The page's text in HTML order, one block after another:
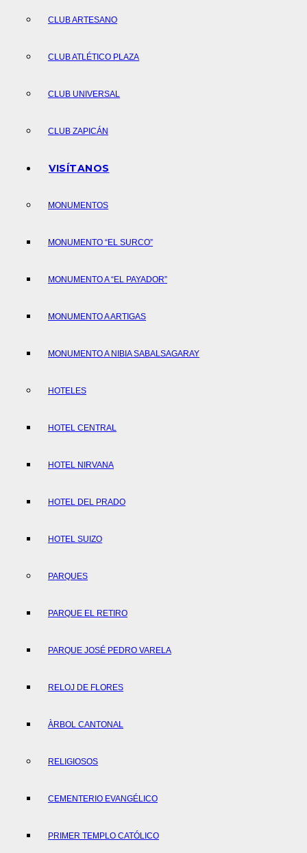
CLUB ARTESANO
CLUB ATLÉTICO PLAZA
CLUB UNIVERSAL
CLUB ZAPICÁN
VISÍTANOS
MONUMENTOS
MONUMENTO “EL SURCO”
MONUMENTO A “EL PAYADOR”
MONUMENTO A ARTIGAS
MONUMENTO A NIBIA SABALSAGARAY
HOTELES
HOTEL CENTRAL
HOTEL NIRVANA
HOTEL DEL PRADO
HOTEL SUIZO
PARQUES
PARQUE EL RETIRO
PARQUE JOSÉ PEDRO VARELA
RELOJ DE FLORES
ÀRBOL CANTONAL
RELIGIOSOS
CEMENTERIO EVANGÉLICO
PRIMER TEMPLO CATÓLICO